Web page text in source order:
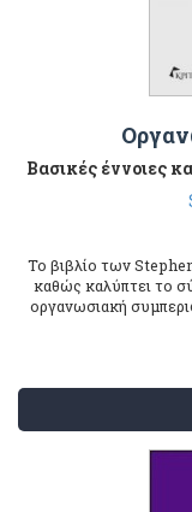
Βασικές έννοιες
Το βιβλίο των
καθώς καλύπτει το
οργανωσιακή